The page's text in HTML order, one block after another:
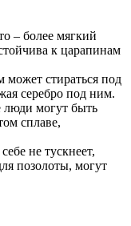
– более мягкий
к царапинам
может стираться под
серебро под ним.
люди могут быть
сплаве,
не тускнеет,
позолоты, могут